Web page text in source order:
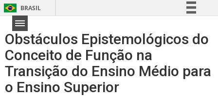
BRASIL
Comunica BR
Participe
Acesso à informação
Obstáculos Epistemológicos do
Conceito de Função na
Transição do Ensino Médio para
o Ensino Superior